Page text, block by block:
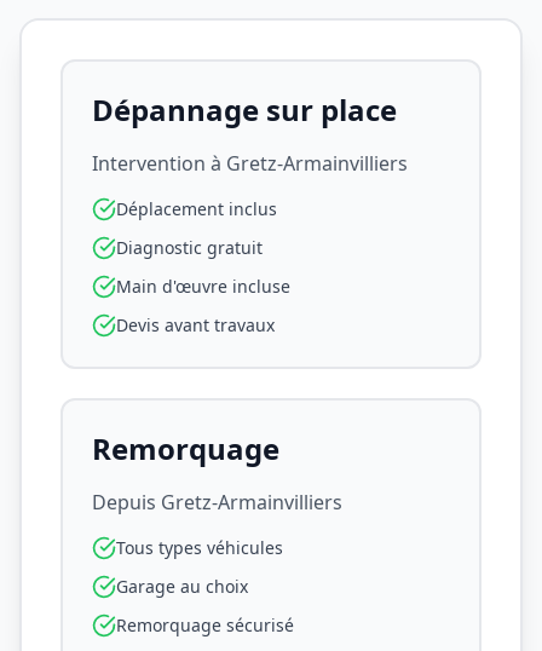
Dépannage sur place
Intervention à Gretz-Armainvilliers
Déplacement inclus
Diagnostic gratuit
Main d'œuvre incluse
Devis avant travaux
Remorquage
Depuis Gretz-Armainvilliers
Tous types véhicules
Garage au choix
Remorquage sécurisé